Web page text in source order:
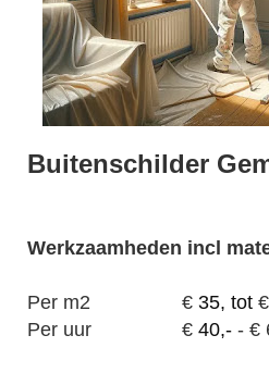
Buitenschilder
Werkzaamheden incl
Per m2 € 35, tot
Per uur
€ 40,- - €